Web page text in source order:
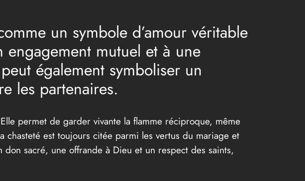
un symbole d’amour véritable
engagement mutuel et à une
également symboliser un
les partenaires.
permet de garder vivante la flamme réciproque, même
chasteté est toujours citée parmi les vertus du mariage et
sacré, une offrande à Dieu et un respect des saints,